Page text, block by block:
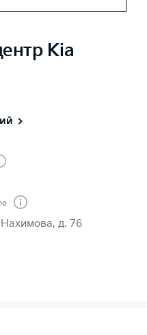
Kia
д. 76